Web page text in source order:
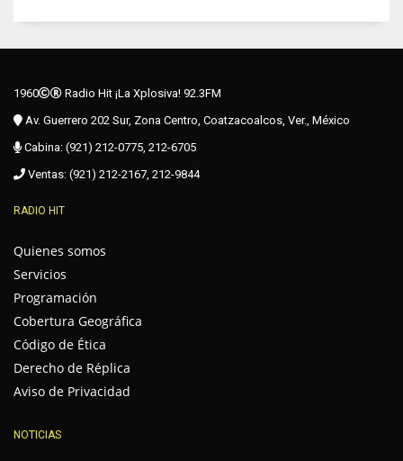
1960
Radio Hit ¡La Xplosiva! 92.3FM
Av. Guerrero 202 Sur, Zona Centro, Coatzacoalcos, Ver., México
Cabina: (921) 212-0775, 212-6705
Ventas: (921) 212-2167, 212-9844
RADIO HIT
Quienes somos
Servicios
Programación
Cobertura Geográfica
Código de Ética
Derecho de Réplica
Aviso de Privacidad
NOTICIAS